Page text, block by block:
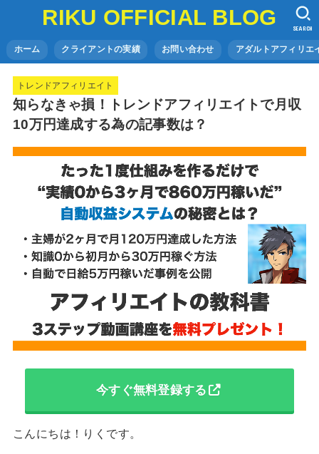
RIKU OFFICIAL BLOG
ホーム クライアントの実績 お問い合わせ アダルトアフィリエ
SEARCH
トレンドアフィリエイト
知らなきゃ損！トレンドアフィリエイトで月収
10万円達成する為の記事数は？
今すぐ無料登録する
こんにちは！りくです。